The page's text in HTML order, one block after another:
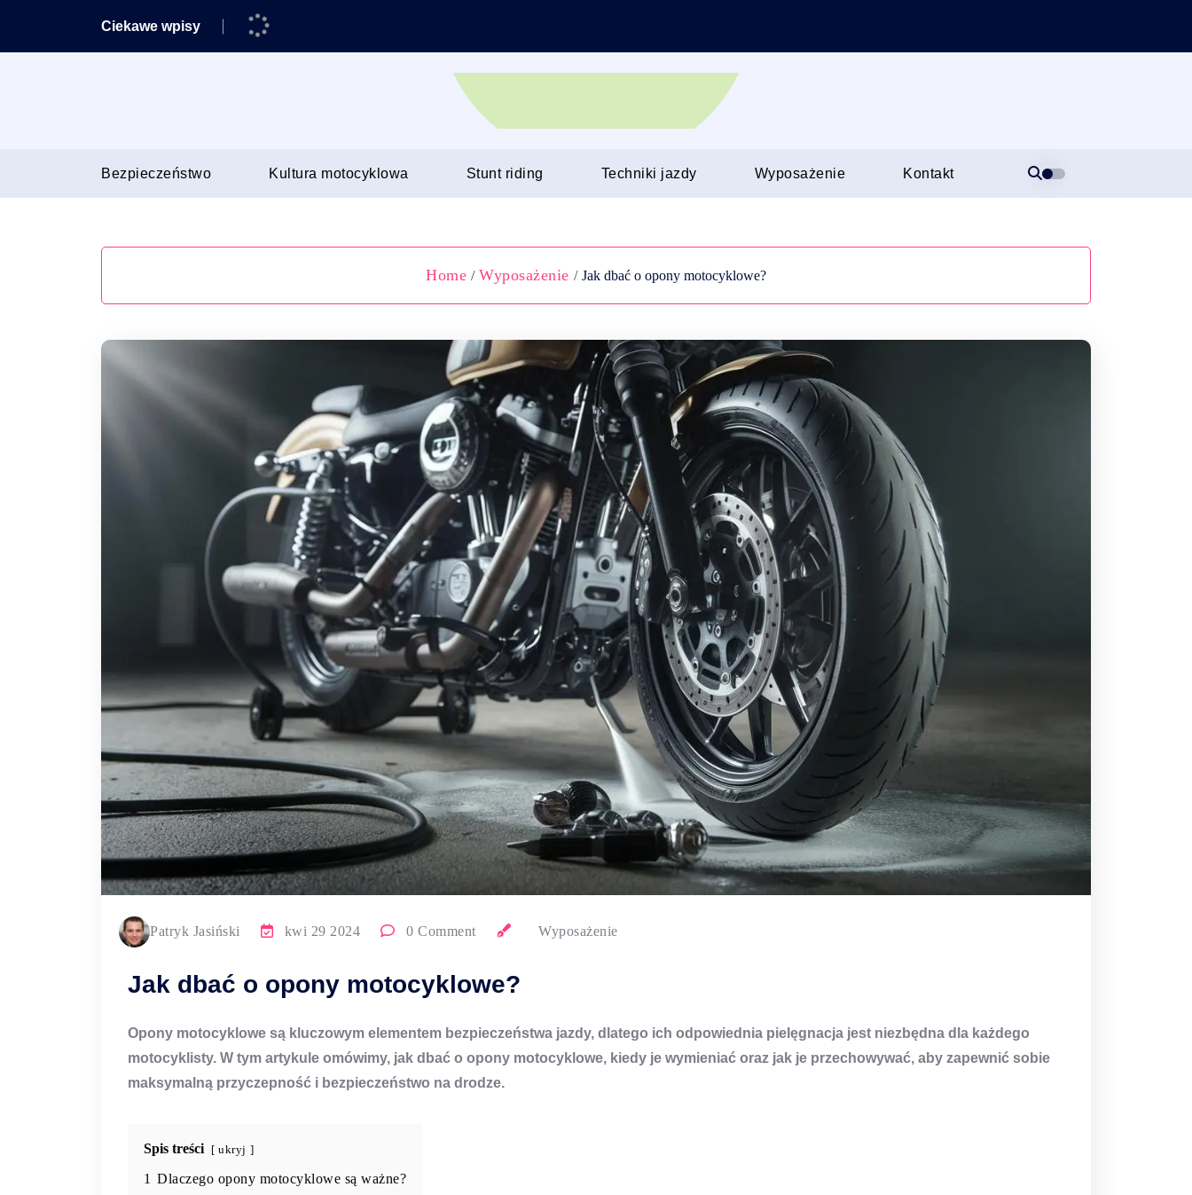
Ciekawe wpisy
Bezpieczeństwo Kultura motocyklowa Stunt riding Techniki jazdy Wyposażenie Kontakt
Home / Wyposażenie / Jak dbać o opony motocyklowe?
Patryk Jasiński kwi 29 2024 0 Comment Wyposażenie
Jak dbać o opony motocyklowe?
Opony motocyklowe są kluczowym elementem bezpieczeństwa jazdy, dlatego ich odpowiednia pielęgnacja jest niezbędna dla każdego
motocyklisty. W tym artykule omówimy, jak dbać o opony motocyklowe, kiedy je wymieniać oraz jak je przechowywać, aby zapewnić sobie
maksymalną przyczepność i bezpieczeństwo na drodze.
Spis treści ukryj
1 Dlaczego opony motocyklowe są ważne?